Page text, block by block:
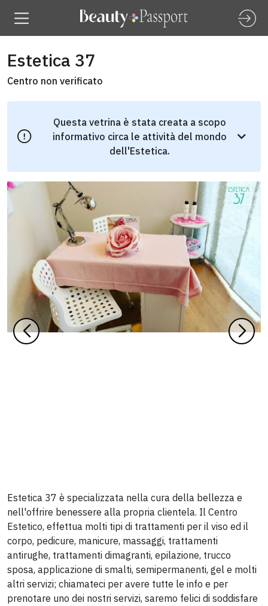
Estetica 37
Centro non verificato
Questa vetrina è stata creata a scopo
informativo circa le attività del mondo
dell'Estetica.
Estetica 37 è specializzata nella cura della bellezza e
nell'offrire benessere alla propria clientela. Il Centro
Estetico, effettua molti tipi di trattamenti per il viso ed il
corpo, pedicure, manicure, massaggi, trattamenti
antirughe, trattamenti dimagranti, epilazione, trucco
sposa, applicazione di smalti, semipermanenti, gel e molti
altri servizi; chiamateci per avere tutte le info e per
prenotare uno dei nostri servizi, saremo felici di soddisfare